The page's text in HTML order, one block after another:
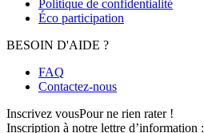
Politique de confidentialité
Éco participation
BESOIN D'AIDE ?
FAQ
Contactez-nous
Inscrivez vousPour ne rien rater !
Inscription à notre lettre d’information :